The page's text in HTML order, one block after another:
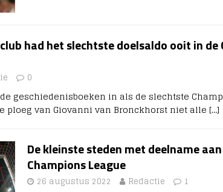
had het slechtste doelsaldo ooit in de
0
geschiedenisboeken in als de slechtste
ploeg van Giovanni van Bronckhorst niet alle […]
De kleinste steden met deelname
Champions League
26 augustus 2022 Redactie 1